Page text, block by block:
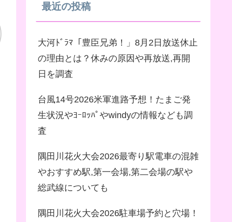
最近の投稿
大河ﾄﾞﾗﾏ「豊臣兄弟！」8月2日放送休止
の理由とは？休みの原因や再放送,再開
日を調査
台風14号2026米軍進路予想！たまご発
生状況やﾖｰﾛｯﾊﾟやwindyの情報なども調
査
隅田川花火大会2026最寄り駅電車の混雑
やおすすめ駅,第一会場,第二会場の駅や
総武線についても
隅田川花火大会2026駐車場予約と穴場！